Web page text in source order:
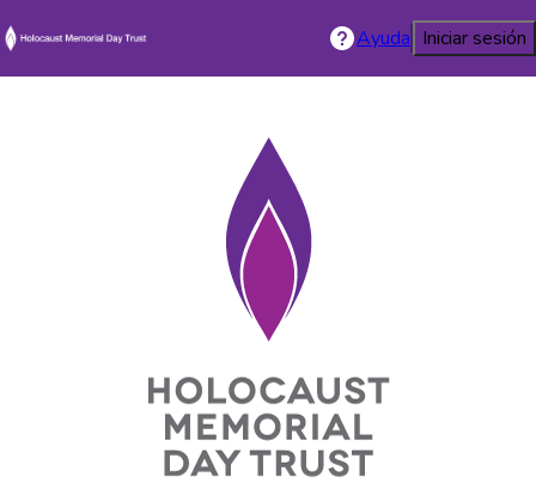
Ayuda Iniciar sesión
Holocaust